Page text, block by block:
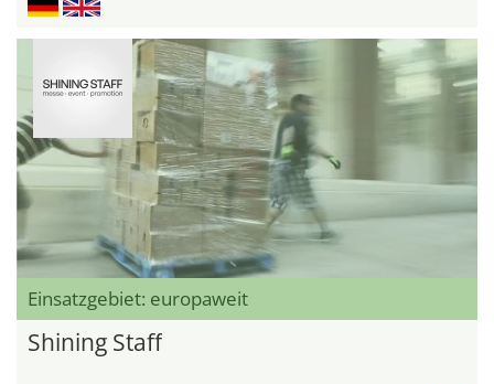
Einsatzgebiet: europaweit
Shining Staff